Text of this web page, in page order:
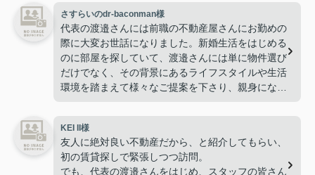
さすらいのdr-baconman様
代表の渡邉さんには前職の不動産屋さんにお勤めの
際に大変お世話になりました。新婚生活をはじめる
のに部屋を探していて、渡邉さんには単に物件選び
だけでなく、その背景にあるライフスタイルや生活
環境を踏まえて様々なご提案を下さり、親身になっ
請や細かい手続きのフォローはもちろんのこと、内
見も好きなタイミングでさせてもらい、今では最高
の新婚生活を過ごせております。本当に素敵な物件
KEI II様
友人に絶対良い不動産だから、と紹介してもらい、
初の賃貸探しで緊張しつつ訪問。
でも、代表の渡邉さんをはじめ、スタッフの皆さん